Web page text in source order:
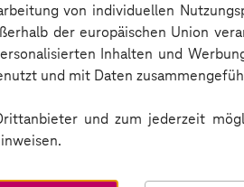
von individuellen
der europäischen Union
Inhalten und
und mit Daten
und zum jederzeit
AZL DeinFach
Digitale Plattform